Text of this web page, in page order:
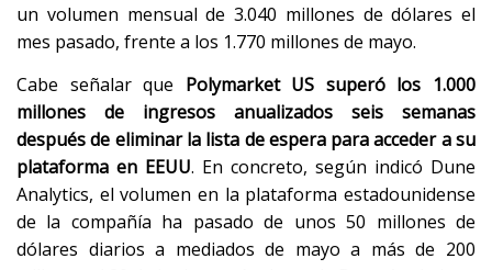
un volumen mensual de 3.040 millones de dólares el
mes pasado, frente a los 1.770 millones de mayo.
Cabe señalar que Polymarket US superó los 1.000
millones de ingresos anualizados seis semanas
después de eliminar la lista de espera para acceder a su
plataforma en EEUU. En concreto, según indicó Dune
Analytics, el volumen en la plataforma estadounidense
de la compañía ha pasado de unos 50 millones de
dólares diarios a mediados de mayo a más de 200